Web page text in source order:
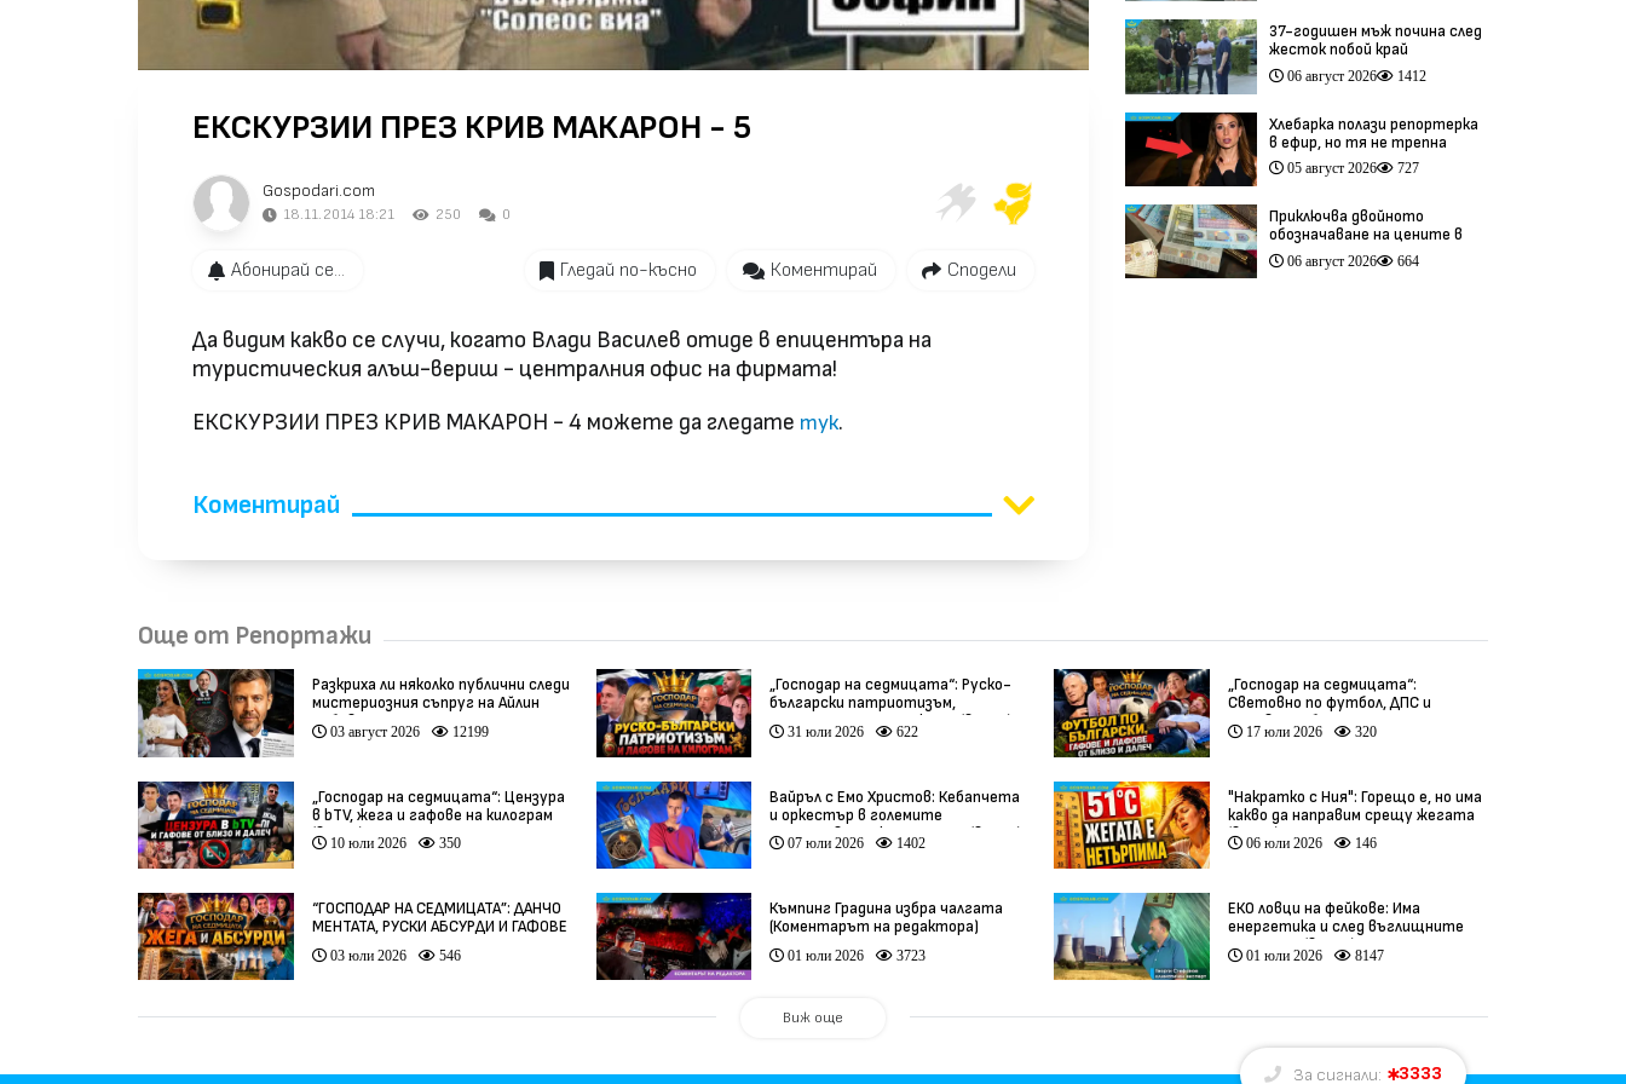
ЕКСКУРЗИИ ПРЕЗ КРИВ МАКАРОН - 5
Gospodari.com
18.11.2014 18:21 250 0
Абонирай се... Гледай по-късно Коментирай Сподели
Да видим какво се случи, когато Влади Василев отиде в епицентъра на
туристическия алъш-вериш - централния офис на фирмата!
ЕКСКУРЗИИ ПРЕЗ КРИВ МАКАРОН - 4 можете да гледате тук.
Коментирай
37-годишен мъж почина след
жесток побой край
Младежкия хълм в Пловдив
(видео)
06 август 2026 1412
Хлебарка полази репортерка
в ефир, но тя не трепна
(видео)05 август 2026 727
Приключва двойното
обозначаване на цените в
левове и евро
06 август 2026 664
Още от Репортажи
Разкриха ли няколко публични следи
мистериозния съпруг на Айлин
Бобева?
03 август 2026 12199
„Господар на седмицата“: Руско-
български патриотизъм,
инфлуенсъри и тарикати (видео)
31 юли 2026 622
„Господар на седмицата“:
Световно по футбол, ДПС и
гафове от близо и далеч
17 юли 2026 320
„Господар на седмицата“: Цензура
в bTV, жега и гафове на килограм
(видео)
10 юли 2026 350
Вайръл с Емо Христов: Кебапчета
и оркестър в големите
задръствания към морето (видео)
07 юли 2026 1402
"Накратко с Ния": Горещо е, но има
какво да направим срещу жегата
(видео)
06 юли 2026 146
“ГОСПОДАР НА СЕДМИЦАТА”: ДАНЧО
МЕНТАТА, РУСКИ АБСУРДИ И ГАФОВЕ
ОТ ЦЯЛ СВЯТ
03 юли 2026 546
Къмпинг Градина избра чалгата
(Коментарът на редактора)
01 юли 2026 3723
ЕКО ловци на фейкове: Има
енергетика и след въглищните
централи (видео)
01 юли 2026 8147
Виж още
За сигнали: 3333